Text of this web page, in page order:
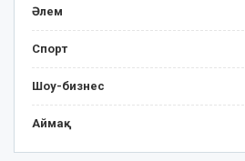
Әлем
Спорт
Шоу-бизнес
Аймақ